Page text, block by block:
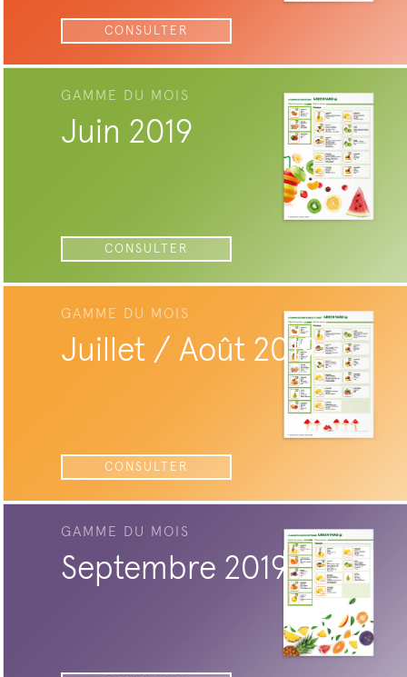
CONSULTER
GAMME DU MOIS
Juin 2019
CONSULTER
GAMME DU MOIS
Juillet / Août 2019
CONSULTER
GAMME DU MOIS
Septembre 2019